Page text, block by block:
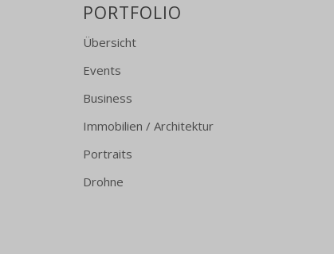
PORTFOLIO
Übersicht
Events
Business
Immobilien / Architektur
Portraits
Drohne